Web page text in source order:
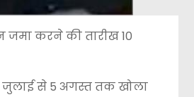
जमा करने की तारीख 10
जुलाई से 5 अगस्त तक खोला